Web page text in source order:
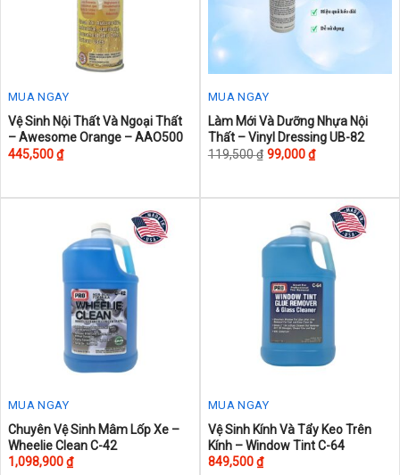
MUA NGAY
Vệ Sinh Nội Thất Và Ngoại Thất
– Awesome Orange – AAO500
445,500₫
MUA NGAY
This
product
has
variants.
Làm Mới Và Dưỡng Nhựa Nội
Thất – Vinyl Dressing UB-82
119,500₫ 99,000₫
MUA NGAY
Chuyên Vệ Sinh Mâm Lốp Xe –
Wheelie Clean C-42
1,098,900₫
MUA NGAY
Vệ Sinh Kính Và Tẩy Keo Trên
Kính – Window Tint C-64
849,500₫